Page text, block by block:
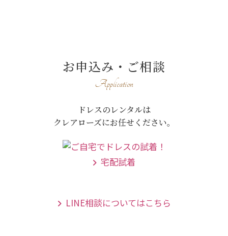
お申込み・ご相談
Application
ドレスのレンタルは
クレアローズにお任せください。
宅配試着
LINE相談についてはこちら